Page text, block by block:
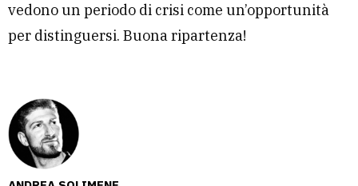
vedono un periodo di crisi come un’opportunità
per distinguersi. Buona ripartenza!